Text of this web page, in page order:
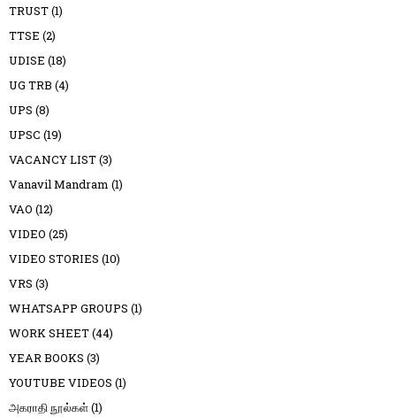
TRUST(1)
TTSE (2)
UDISE (18)
UG TRB (4)
UPS (8)
UPSC (19)
VACANCY LIST(3)
Vanavil Mandram (1)
VAO (12)
VIDEO (25)
VIDEO STORIES (10)
VRS (3)
WHATSAPP GROUPS (1)
WORK SHEET(44)
YEAR BOOKS (3)
YOUTUBE VIDEOS (1)
அகராதி நூல்கள்(1)